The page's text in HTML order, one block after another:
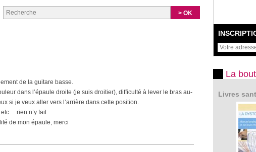
de la guitare basse.
dans l’épaule droite (je suis droitier), difficulté à lever le bras au-
si je veux aller vers l’arrière dans cette position.
rien n’y fait.
de mon épaule, merci
La
Livres